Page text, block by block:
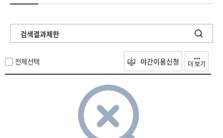
검색결과제한
전체선택 야간이용신청 더 보기